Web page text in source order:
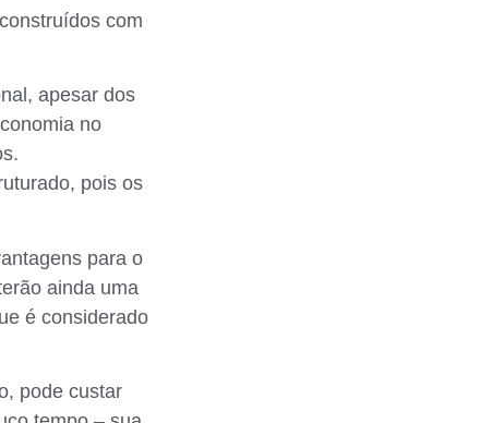
com
apesar dos
no
pois os
para o
ainda uma
é considerado
pode custar